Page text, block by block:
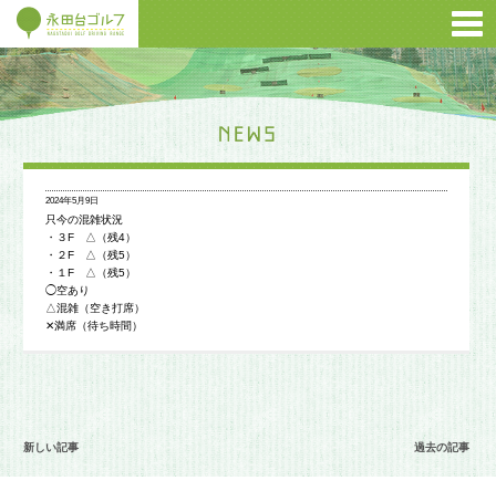
2024年5月9日
只今の混雑状況
・３F △（残4）
・２F △（残5）
・１F △（残5）
◯空あり
△混雑（空き打席）
✕満席（待ち時間）
新しい記事 過去の記事